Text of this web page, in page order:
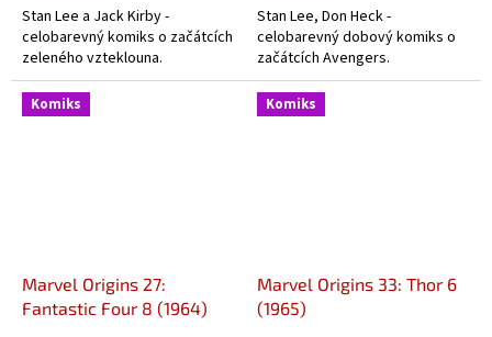
Stan Lee a Jack Kirby -
celobarevný komiks o začátcích
zeleného vzteklouna.
Stan Lee, Don Heck -
celobarevný dobový komiks o
začátcích Avengers.
Komiks
Marvel Origins 27:
Fantastic Four 8 (1964)
Komiks
Marvel Origins 33: Thor 6
(1965)